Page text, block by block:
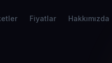
Fiyatlar Hakkımızda